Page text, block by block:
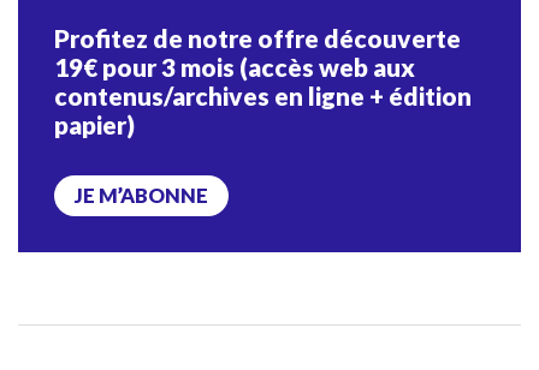
Profitez de notre offre découverte
19€ pour 3 mois (accès web aux
contenus/archives en ligne + édition
papier)
JE M’ABONNE